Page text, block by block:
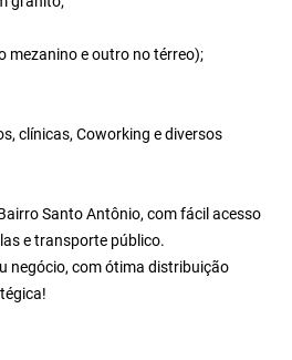
mezanino e outro no térreo);
clínicas, Coworking e diversos
Santo Antônio, com fácil acesso
e transporte público.
negócio, com ótima distribuição